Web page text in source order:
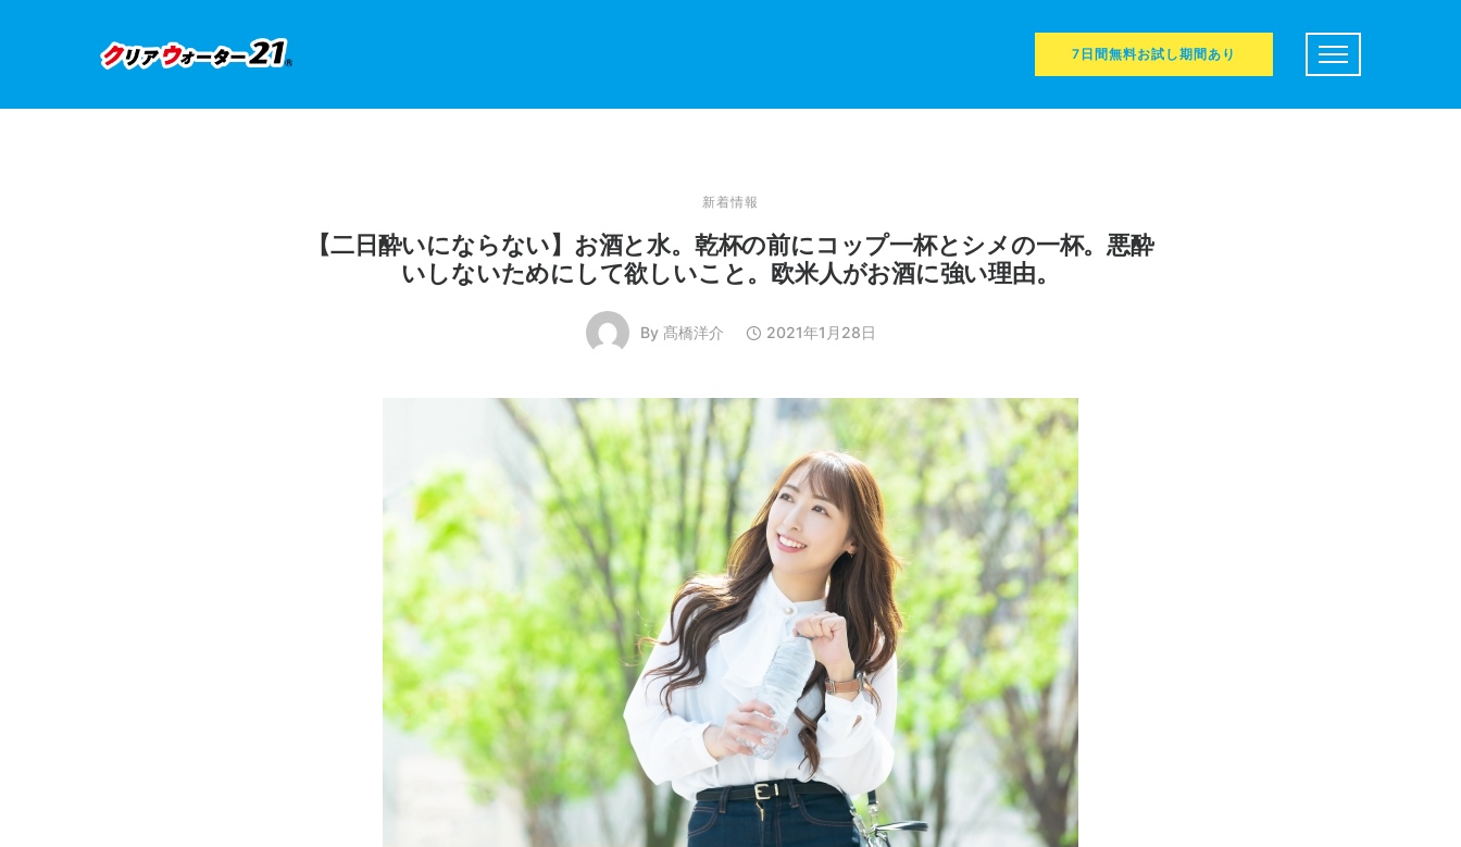
7日間無料お試し期間あり
新着情報
【二日酔いにならない】お酒と水。乾杯の前にコップ一杯とシメの一杯。悪酔
いしないためにして欲しいこと。欧米人がお酒に強い理由。
By 髙橋洋介 2021年1月28日